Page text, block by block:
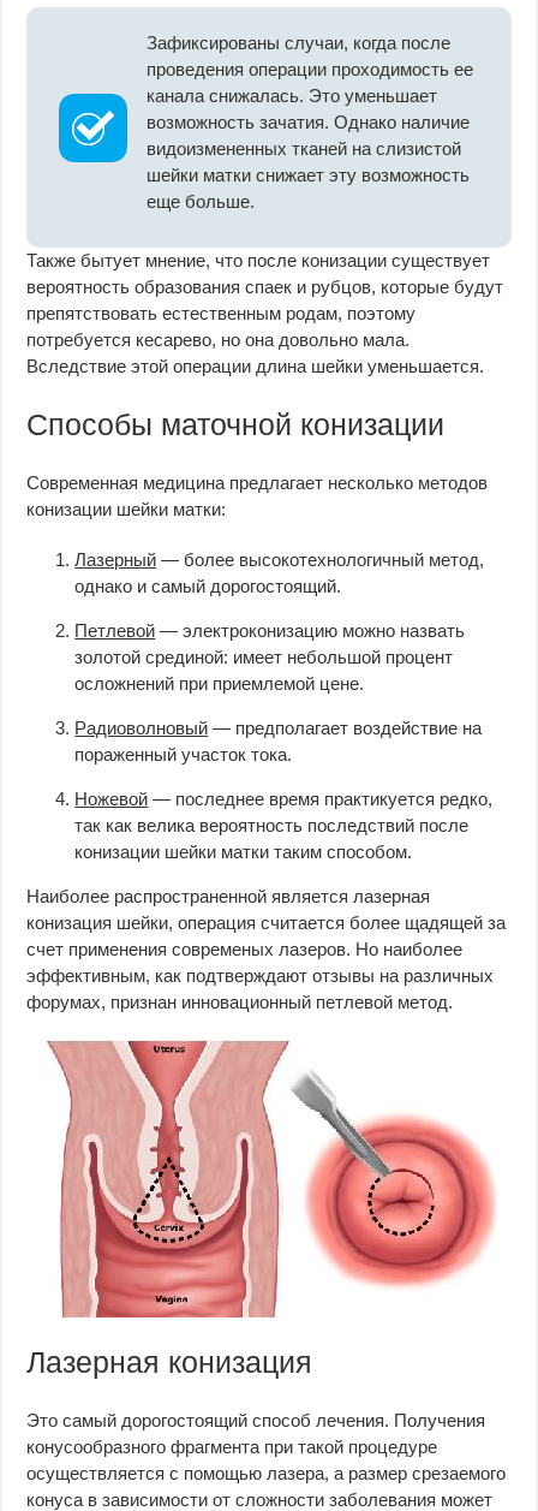
Зафиксированы случаи, когда после
проведения операции проходимость ее
канала снижалась. Это уменьшает
возможность зачатия. Однако наличие
видоизмененных тканей на слизистой
шейки матки снижает эту возможность
еще больше.
Также бытует мнение, что после конизации существует
вероятность образования спаек и рубцов, которые будут
препятствовать естественным родам, поэтому
потребуется кесарево, но она довольно мала.
Вследствие этой операции длина шейки уменьшается.
Способы маточной конизации
Современная медицина предлагает несколько методов
конизации шейки матки:
Лазерный — более высокотехнологичный метод,
однако и самый дорогостоящий.
Петлевой — электроконизацию можно назвать
золотой срединой: имеет небольшой процент
осложнений при приемлемой цене.
Радиоволновый — предполагает воздействие на
пораженный участок тока.
Ножевой — последнее время практикуется редко,
так как велика вероятность последствий после
конизации шейки матки таким способом.
Наиболее распространенной является лазерная
конизация шейки, операция считается более щадящей за
счет применения современых лазеров. Но наиболее
эффективным, как подтверждают отзывы на различных
форумах, признан инновационный петлевой метод.
Лазерная конизация
Это самый дорогостоящий способ лечения. Получения
конусообразного фрагмента при такой процедуре
осуществляется с помощью лазера, а размер срезаемого
конуса в зависимости от сложности заболевания может